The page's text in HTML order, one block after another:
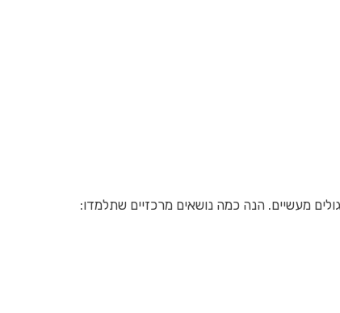
מעשיים. הנה כמה נושאים מרכזיים שתלמדו: